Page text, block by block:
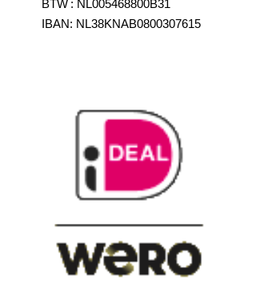
BTW : NL005468800B31
IBAN: NL38KNAB0800307615